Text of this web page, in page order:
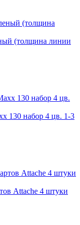
(толщина линии
130 набор 4 цв. 1-3
Attache 4 штуки